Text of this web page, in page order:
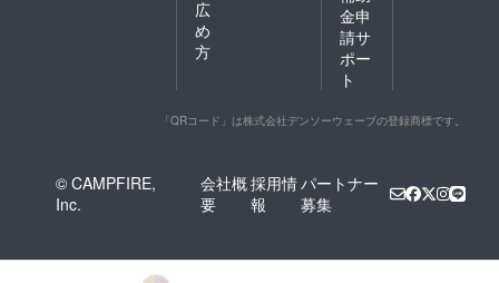
広
め
方
金申
請サ
ポー
ト
「QRコード」は株式会社デンソーウェーブの登録商標です。
© CAMPFIRE,
Inc.
会社概
要
採用情
報
パートナー
募集